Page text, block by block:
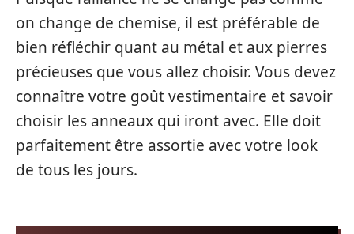
on change de chemise, il est préférable de
bien réfléchir quant au métal et aux pierres
précieuses que vous allez choisir. Vous devez
connaître votre goût vestimentaire et savoir
choisir les anneaux qui iront avec. Elle doit
parfaitement être assortie avec votre look
de tous les jours.